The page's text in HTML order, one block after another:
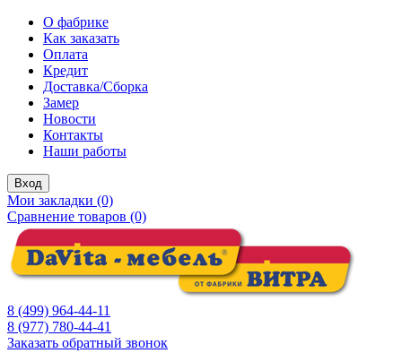
О фабрике
Как заказать
Оплата
Кредит
Доставка/Сборка
Замер
Новости
Контакты
Наши работы
Вход
Мои закладки (0)
Сравнение товаров (0)
8 (499) 964-44-11
8 (977) 780-44-41
Заказать обратный звонок